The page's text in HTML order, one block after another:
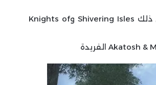
جميع الإضافات والمحتوى القابل للتنزيل من اللعبة الأصلية (بما في ذلك Shivering Isles وKnights of